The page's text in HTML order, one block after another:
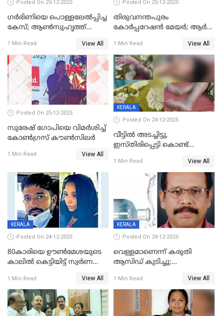
Posted On 25-12-2025
ഗര്‍ഭിണിയെ പൊള്ളലേല്‍പ്പിച്ച
കേസ്; ആണ്‍സുഹൃത്ത്
1 Min Read View All
Posted On 25-12-2025
തിരുവനന്തപുരം
കോര്‍പ്പറേഷന്‍ മേയർ; ആര്‍
1 Min Read View All
Posted On 25-12-2025
സുരേഷ് ഗോപിയെ വിമര്‍ശിച്ച്
കോണ്‍ഗ്രസ് കൗണ്‍സിലര്‍
1 Min Read View All
KERALA
Posted On 24-12-2025
വീട്ടിൽ അടച്ചിട്ടു,
ഇസ്തിരിപ്പെട്ടി കൊണ്ട്
ഗർഭിണിയായ യുവതിക്ക് ക്രൂര
1 Min Read View All
KERALA
Posted On 24-12-2025
80കാരിയെ ഊൺമേശയുടെ
കാലിൽ കെട്ടിയിട്ട് സ്വർണവും
കൊച്ചുമകനും സുഹൃത്തും
അറസ്റ്റിൽ
1 Min Read View All
KERALA
Posted On 24-12-2025
വെള്ളമാണെന്ന് കരുതി
ആസിഡ് കുടിച്ചു;
മരിച്ചു
1 Min Read View All